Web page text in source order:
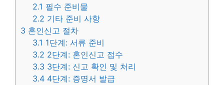
2.1 필수 준비물
2.2 기타 준비 사항
3 혼인신고 절차
3.1 1단계: 서류 준비
3.2 2단계: 혼인신고 접수
3.3 3단계: 신고 확인 및 처리
3.4 4단계: 증명서 발급